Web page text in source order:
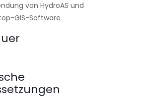
von HydroAS und
GIS-Software